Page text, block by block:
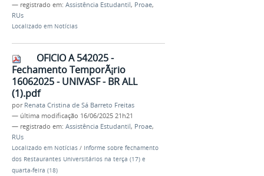
— registrado em: Assistência Estudantil, Proae,
RUs
Localizado em Notícias
OFICIO A 542025 -
Fechamento TemporÃ¡rio
16062025 - UNIVASF - BR ALL
(1).pdf
por Renata Cristina de Sá Barreto Freitas
— última modificação 16/06/2025 21h21
— registrado em: Assistência Estudantil, Proae,
RUs
Localizado em Notícias / Informe sobre fechamento
dos Restaurantes Universitários na terça (17) e
quarta-feira (18)